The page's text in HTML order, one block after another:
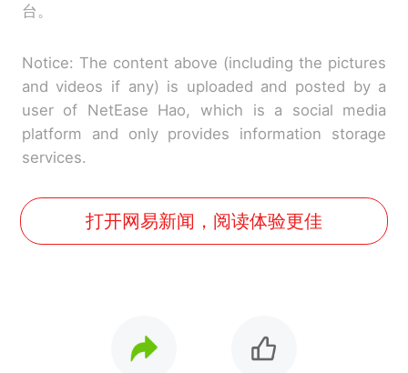
台。
Notice: The content above (including the pictures
and videos if any) is uploaded and posted by a
user of NetEase Hao, which is a social media
platform and only provides information storage
services.
打开网易新闻，阅读体验更佳